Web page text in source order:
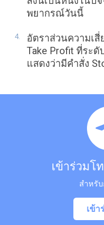
พยากรณ์วันนี้
อัตราส่วนความเ
Take Profit ที่ระดั
แสดงว่ามีคำสั่ง
เข้าร่วมโ
สำหรั
เข้า